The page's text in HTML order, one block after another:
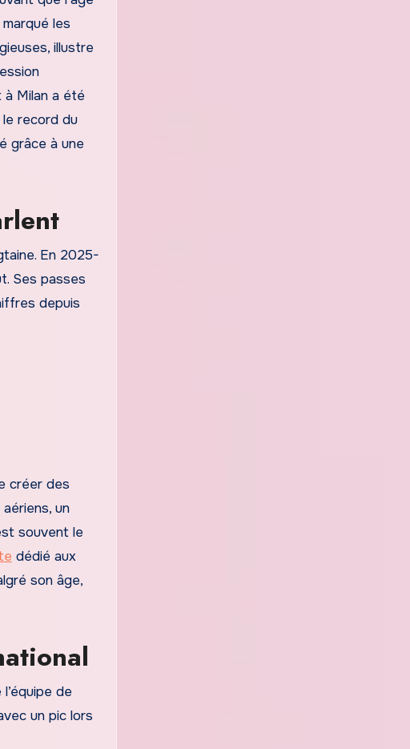
les
illustre
Milan a été
record du
grâce à une
En 2025-
Ses passes
depuis
créer des
un
souvent le
dédié aux
son âge,
de
un pic lors